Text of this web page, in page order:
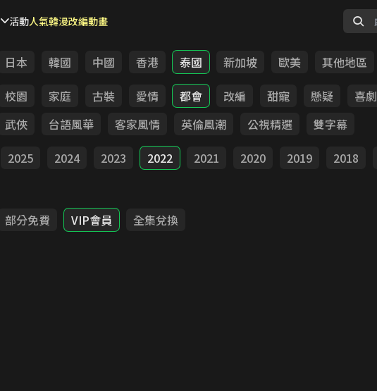
活動人氣韓漫改編動畫
日本 韓國 中國 香港 泰國 新加坡 歐美
其他地區
校園 家庭 古裝 愛情 都會 改編 甜寵 懸疑 喜劇
武俠 台語風華 客家風情 英倫風潮 公視精選
雙字幕
2025 2024 2023 2022 2021 2020 2019 2018
部分免費 VIP會員 全集兌換